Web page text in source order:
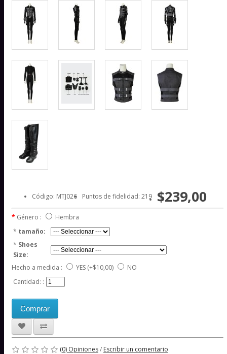
Código: MTJ026 Puntos de fidelidad: 219 $239,00
Género :
Hembra
* tamaño:
* Shoes
Size:
Hecho a medida :
YES (+$10,00)
NO
Cantidad: :
Comprar
(0) Opiniones/ Escribir un comentario